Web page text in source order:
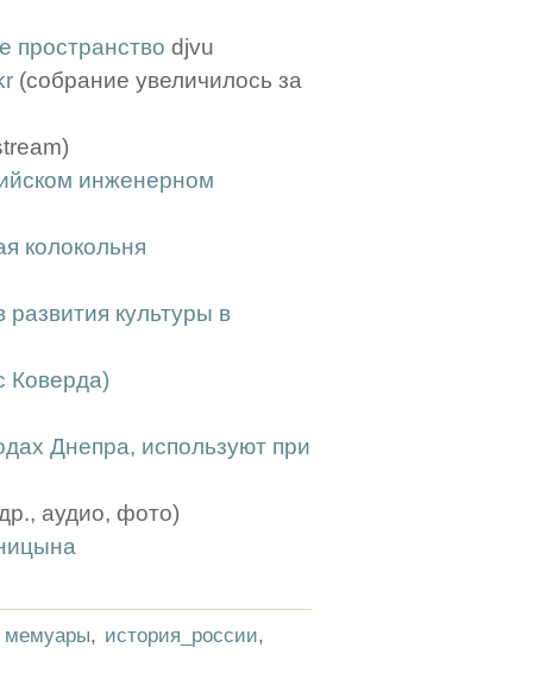
пространство djvu
(собрание увеличилось за
инженерном
колокольня
развития культуры в
Коверда)
Днепра, используют при
аудио, фото)
мемуары, история_россии,